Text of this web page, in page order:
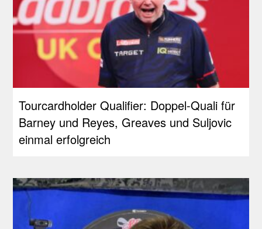
Tourcardholder Qualifier: Doppel-Quali für
Barney und Reyes, Greaves und Suljovic
einmal erfolgreich